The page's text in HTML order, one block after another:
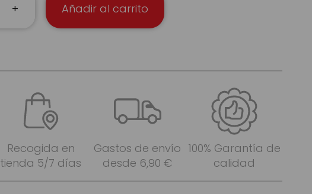
+ Añadir al carrito
Recogida en
tienda 5/7 días
Gastos de envío
desde 6,90 €
100% Garantía de
calidad